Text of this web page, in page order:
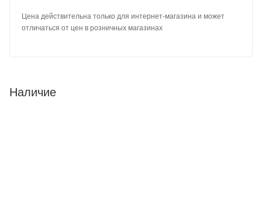
Цена действительна только для интернет-магазина и может
отличаться от цен в розничных магазинах
Наличие